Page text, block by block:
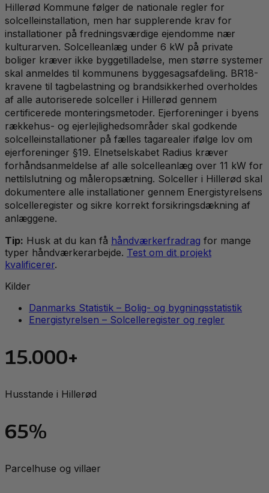
Hillerød Kommune følger de nationale regler for
solcelleinstallation, men har supplerende krav for
installationer på fredningsværdige ejendomme nær
kulturarven. Solcelleanlæg under 6 kW på private
boliger kræver ikke byggetilladelse, men større systemer
skal anmeldes til kommunens byggesagsafdeling. BR18-
kravene til tagbelastning og brandsikkerhed overholdes
af alle autoriserede solceller i Hillerød gennem
certificerede monteringsmetoder. Ejerforeninger i byens
rækkehus- og ejerlejlighedsområder skal godkende
solcelleinstallationer på fælles tagarealer ifølge lov om
ejerforeninger §19. Elnetselskabet Radius kræver
forhåndsanmeldelse af alle solcelleanlæg over 11 kW for
nettilslutning og måleropsætning. Solceller i Hillerød skal
dokumentere alle installationer gennem Energistyrelsens
solcelleregister og sikre korrekt forsikringsdækning af
anlæggene.
Tip: Husk at du kan få håndværkerfradrag for mange
typer håndværkerarbejde. Test om dit projekt
kvalificerer.
Kilder
Danmarks Statistik – Bolig- og bygningsstatistik
Energistyrelsen – Solcelleregister og regler
15.000+
Husstande i Hillerød
65%
Parcelhuse og villaer